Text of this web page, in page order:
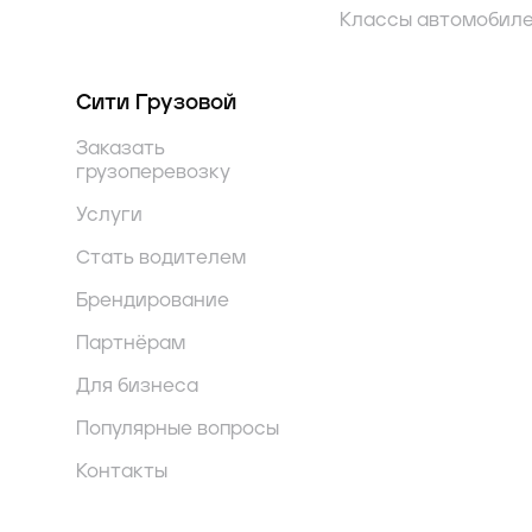
Классы
Сити Грузовой
Заказать
грузоперевозку
Услуги
Стать водителем
Брендирование
Партнёрам
Для бизнеса
Популярные вопросы
Контакты